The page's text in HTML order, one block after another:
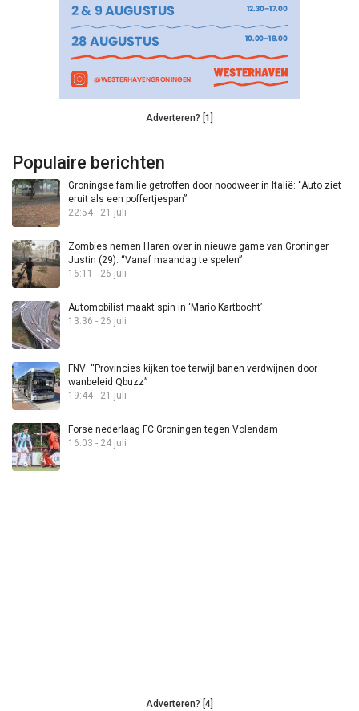
Adverteren? [1]
Populaire berichten
Groningse familie getroffen door noodweer in Italië: “Auto ziet
eruit als een poffertjespan”
22:54 - 21 juli
Zombies nemen Haren over in nieuwe game van Groninger
Justin (29): “Vanaf maandag te spelen”
16:11 - 26 juli
Automobilist maakt spin in ‘Mario Kartbocht’
13:36 - 26 juli
FNV: “Provincies kijken toe terwijl banen verdwijnen door
wanbeleid Qbuzz”
19:44 - 21 juli
Forse nederlaag FC Groningen tegen Volendam
16:03 - 24 juli
Adverteren? [4]